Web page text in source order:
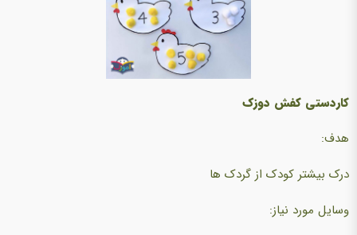
کاردستی کفش دوزک
هدف:
درک بیشتر کودک از گردک ها
وسایل مورد نیاز: